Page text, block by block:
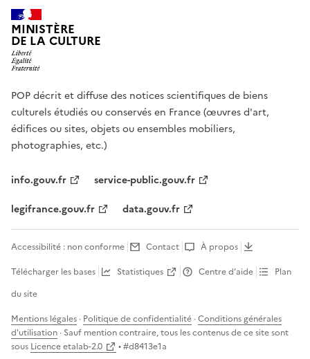
MINISTÈRE
DE LA CULTURE
POP décrit et diffuse des notices scientifiques de biens
culturels étudiés ou conservés en France (œuvres d'art,
édifices ou sites, objets ou ensembles mobiliers,
photographies, etc.)
info.gouv.fr
service-public.gouv.fr
legifrance.gouv.fr
data.gouv.fr
Accessibilité : non conforme Contact
À propos
Télécharger les bases
Statistiques Centre d’aide
Plan
du site
Mentions légales · Politique de confidentialité ·Conditions générales
d'utilisation · Sauf mention contraire, tous les contenus de ce site sont
sous Licence etalab-2.0 • #d8413e1a